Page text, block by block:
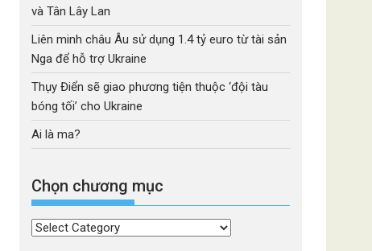
và Tân Lây Lan
Liên minh châu Âu sử dụng 1.4 tỷ euro từ tài sản
Nga để hỗ trợ Ukraine
Thụy Điển sẽ giao phương tiện thuộc ‘đội tàu
bóng tối’ cho Ukraine
Ai là ma?
Chọn chương mục
Chọn